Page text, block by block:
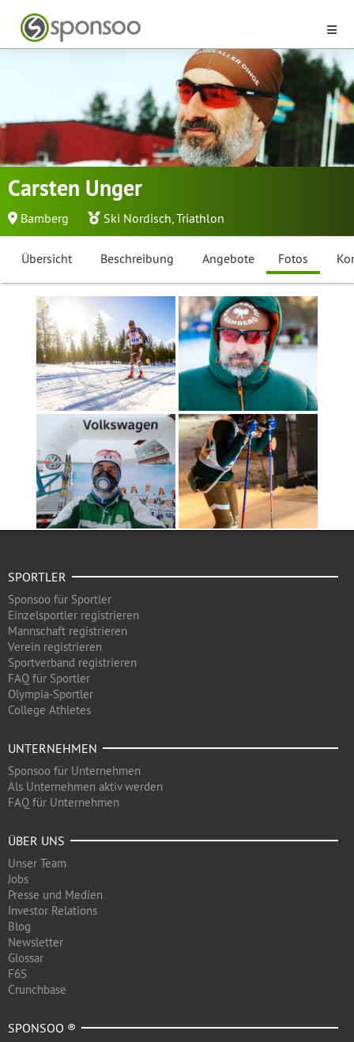
Carsten Unger
Bamberg Ski Nordisch,Triathlon
Übersicht Beschreibung Angebote Fotos
SPORTLER
Sponsoo für Sportler
Einzelsportler registrieren
Mannschaft registrieren
Verein registrieren
Sportverband registrieren
FAQ für Sportler
Olympia-Sportler
College Athletes
UNTERNEHMEN
Sponsoo für Unternehmen
Als Unternehmen aktiv werden
FAQ für Unternehmen
ÜBER UNS
Unser Team
Jobs
Presse und Medien
Investor Relations
Blog
Newsletter
Glossar
F6S
Crunchbase
SPONSOO ®